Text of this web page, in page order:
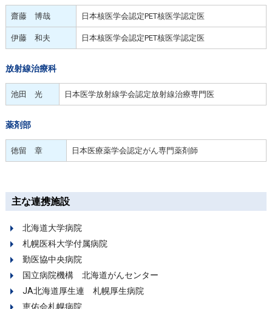
齋藤 博哉 日本核医学会認定PET核医学認定医
伊藤 和夫 日本核医学会認定PET核医学認定医
放射線治療科
池田 光 日本医学放射線学会認定放射線治療専門医
薬剤部
徳留 章 日本医療薬学会認定がん専門薬剤師
主な連携施設
北海道大学病院
札幌医科大学付属病院
勤医協中央病院
国立病院機構 北海道がんセンター
JA北海道厚生連 札幌厚生病院
恵佑会札幌病院